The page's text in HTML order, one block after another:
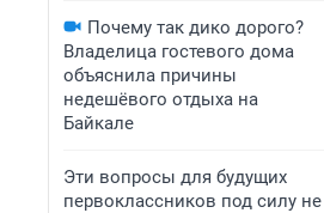
Почему так дико дорого?
Владелица гостевого дома
объяснила причины
недешёвого отдыха на
Байкале
Эти вопросы для будущих
первоклассников под силу не